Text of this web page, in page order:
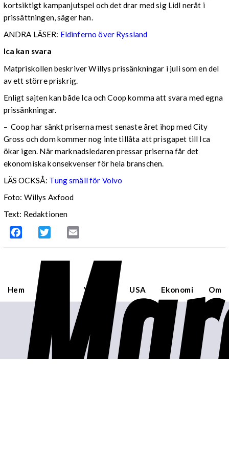
kortsiktigt kampanjutspel och det drar med sig Lidl neråt i
prissättningen, säger han.
ANDRA LÄSER: Eldinferno över Ryssland
Ica kan svara
Matpriskollen beskriver Willys prissänkningar i juli som en del
av ett större priskrig.
Enligt sajten kan både Ica och Coop komma att svara med egna
prissänkningar.
– Coop har sänkt priserna mest senaste året ihop med City
Gross och dom kommer nog inte tillåta att prisgapet till Ica
ökar igen. När marknadsledaren pressar priserna får det
ekonomiska konsekvenser för hela branschen.
LÄS OCKSÅ: Tung smäll för Volvo
Foto: Willys Axfood
Text: Redaktionen
Facebook Twitter
Hem Världen USA Ekonomi Om